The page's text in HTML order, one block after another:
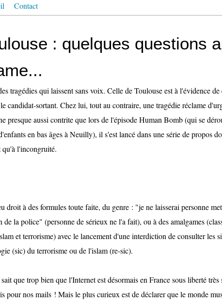
Contact
: quelques questions
tragédies qui laissent sans voix. Celle de Toulouse est à l'évidence de
candidat-sortant. Chez lui, tout au contraire, une tragédie réclame
presque aussi contrite que lors de l'épisode Human Bomb (qui se
en bas âges à Neuilly), il s'est lancé dans une série de propos
qu'à l'incongruité.
droit à des formules toute faite, du genre : "je ne laisserai personne
de la police" (personne de sérieux ne l'a fait), ou à des amalgames
et terrorisme) avec le lancement d'une interdiction de consulter les
(sic) du terrorisme ou de l'islam (re-sic).
que trop bien que l'Internet est désormais en France sous liberté
pour nos mails ! Mais le plus curieux est de déclarer que le monde